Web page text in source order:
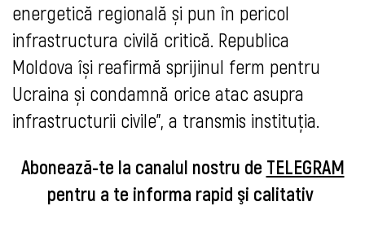
energetică regională și pun în pericol
infrastructura civilă critică. Republica
Moldova își reafirmă sprijinul ferm pentru
Ucraina și condamnă orice atac asupra
infrastructurii civile", a transmis instituția.
Abonează-te la canalul nostru de TELEGRAM
pentru a te informa rapid şi calitativ